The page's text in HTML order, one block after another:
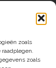
zoals
zoals